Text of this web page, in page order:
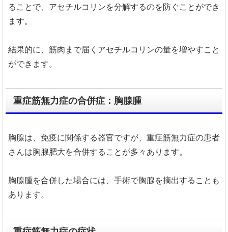
ることで、アセチルコリンを分解するのを防ぐことができ
ます。
結果的に、筋肉まで届くアセチルコリンの量を増やすこと
ができます。
重症筋無力症の合併症：胸腺腫
胸腺は、免疫に関係する器官ですが、重症筋無力症の患者
さんは胸腺肥大を合併することが多々あります。
胸腺腫を合併した場合には、手術で胸腺を摘出することも
あります。